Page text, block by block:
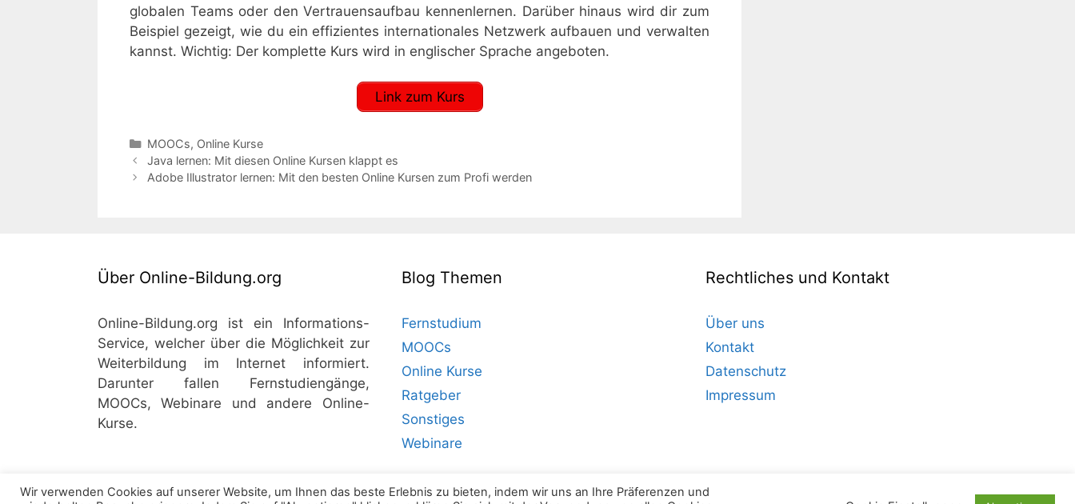
globalen Teams oder den Vertrauensaufbau kennenlernen. Darüber hinaus wird dir zum
Beispiel gezeigt, wie du ein effizientes internationales Netzwerk aufbauen und verwalten
kannst. Wichtig: Der komplette Kurs wird in englischer Sprache angeboten.
Link zum Kurs
Kategorien
MOOCs, Online Kurse
Java lernen: Mit diesen Online Kursen klappt es
Adobe Illustrator lernen: Mit den besten Online Kursen zum Profi werden
Über Online-Bildung.org
Online-Bildung.org ist ein Informations-
Service, welcher über die Möglichkeit zur
Weiterbildung im Internet informiert.
Darunter fallen Fernstudiengänge,
MOOCs, Webinare und andere Online-
Kurse.
Blog Themen
Fernstudium
MOOCs
Online Kurse
Ratgeber
Sonstiges
Webinare
Rechtliches und Kontakt
Über uns
Kontakt
Datenschutz
Impressum
Wir verwenden Cookies auf unserer Website, um Ihnen das beste Erlebnis zu bieten, indem wir uns an Ihre Präferenzen und